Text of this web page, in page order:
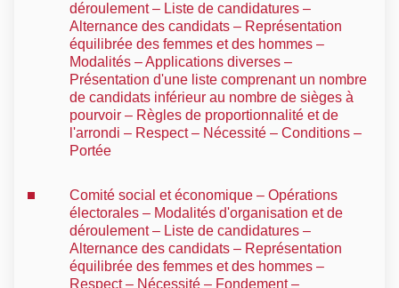
déroulement – Liste de candidatures –
Alternance des candidats – Représentation
équilibrée des femmes et des hommes –
Modalités – Applications diverses –
Présentation d'une liste comprenant un nombre
de candidats inférieur au nombre de sièges à
pourvoir – Règles de proportionnalité et de
l'arrondi – Respect – Nécessité – Conditions –
Portée
Comité social et économique – Opérations
électorales – Modalités d'organisation et de
déroulement – Liste de candidatures –
Alternance des candidats – Représentation
équilibrée des femmes et des hommes –
Respect – Nécessité – Fondement –